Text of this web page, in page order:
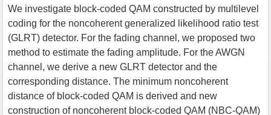
We investigate block-coded QAM constructed by multilevel
coding for the noncoherent generalized likelihood ratio test
(GLRT) detector. For the fading channel, we proposed two
method to estimate the fading amplitude. For the AWGN
channel, we derive a new GLRT detector and the
corresponding distance. The minimum noncoherent
distance of block-coded QAM is derived and new
construction of noncoherent block-coded QAM (NBC-QAM)